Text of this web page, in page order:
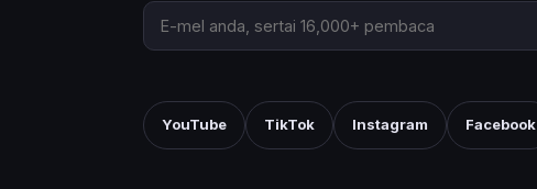
YouTube TikTok Instagram Facebook